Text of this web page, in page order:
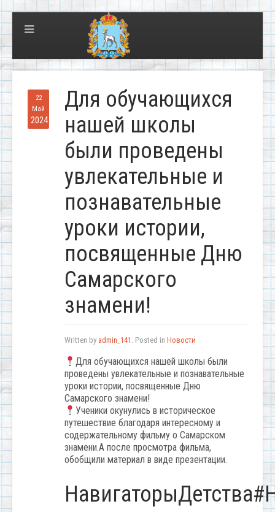
22
Май
2024
Для обучающихся
нашей школы
были проведены
увлекательные и
познавательные
уроки истории,
посвященные Дню
Самарского
знамени!
Written by admin_141 . Posted in Новости
Для обучающихся нашей школы были
проведены увлекательные и познавательные
уроки истории, посвященные Дню
Самарского знамени!
Ученики окунулись в историческое
путешествие благодаря интересному и
содержательному фильму о Самарском
знамени.А после просмотра фильма,
обобщили материал в виде презентации.